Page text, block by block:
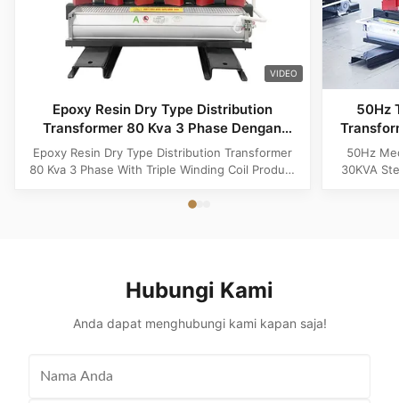
VIDEO
Epoxy Resin Dry Type Distribution
Transformer 80 Kva 3 Phase Dengan
Triple Winding Coil
Epoxy Resin Dry Type Distribution Transformer
80 Kva 3 Phase With Triple Winding Coil Product
transformer, distribution transformer, Dry Type
50Hz
50Hz
30KVA
Hubungi Kami
Anda dapat menghubungi kami kapan saja!